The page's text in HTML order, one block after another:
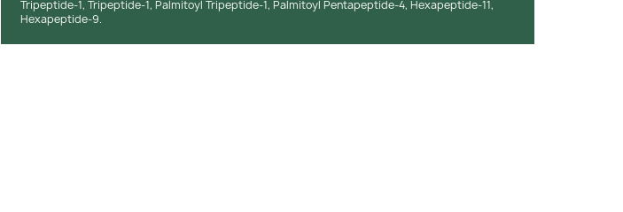
Tripeptide-1, Tripeptide-1, Palmitoyl Tripeptide-1, Palmitoyl Pentapeptide-4, Hexapeptide-11,
Hexapeptide-9.